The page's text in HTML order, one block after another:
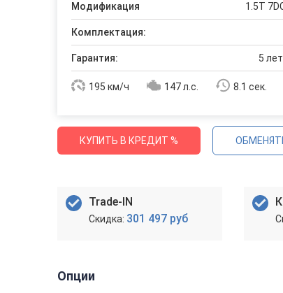
Модификация 1.5T
Комплектация:
Гарантия: 5
195 км/ч 147 л.с. 8.1 сек.
КУПИТЬ В КРЕДИТ %
Trade-IN
301 497 руб
Опции